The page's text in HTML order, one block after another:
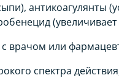
антикоагулянты
с врачом или
спектра